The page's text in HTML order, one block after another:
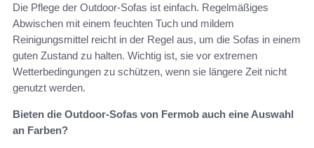
Die Pflege der Outdoor-Sofas ist einfach. Regelmäßiges
Abwischen mit einem feuchten Tuch und mildem
Reinigungsmittel reicht in der Regel aus, um die Sofas in einem
guten Zustand zu halten. Wichtig ist, sie vor extremen
Wetterbedingungen zu schützen, wenn sie längere Zeit nicht
genutzt werden.
Bieten die Outdoor-Sofas von Fermob auch eine Auswahl
an Farben?